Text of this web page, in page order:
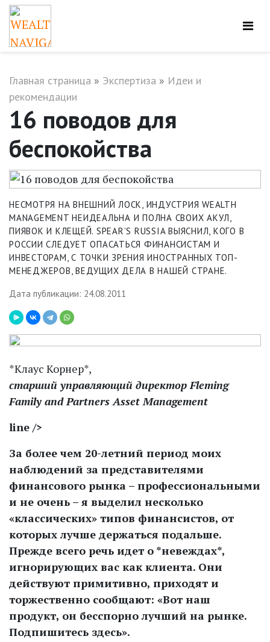
Главная страница » Экспертиза » Идеи и
рекомендации
16 поводов для
беспокойства
НЕСМОТРЯ НА ВНЕШНИЙ ЛОСК, ИНДУСТРИЯ WEALTH
MANAGEMENT НЕИДЕАЛЬНА И ПОЛНА СВОИХ АКУЛ,
ПИЯВОК И КЛЕЩЕЙ. SPEAR’S RUSSIA ВЫЯСНИЛ, КОГО В
РОССИИ СЛЕДУЕТ ОПАСАТЬСЯ ФИНАНСИСТАМ И
ИНВЕСТОРАМ, С ТОЧКИ ЗРЕНИЯ ИНОСТРАННЫХ ТОП-
МЕНЕДЖЕРОВ, ВЕДУЩИХ ДЕЛА В НАШЕЙ СТРАНЕ.
Дата публикации: 24.08.2011
*Клаус Корнер*,
старший управляющий директор Fleming
Family and Partners Asset Management
line />
За более чем 20-летний период моих
наблюдений за представителями
финансового рынка – профессиональными
и не очень – я выделил несколько
«классических» типов финансистов, от
которых лучше держаться подальше.
Прежде всего речь идет о *невеждах*,
игнорирующих вас как клиента. Они
действуют примитивно, приходят и
торжественно сообщают: «Вот наш
продукт, он бесспорно лучший на рынке.
Подпишитесь здесь».